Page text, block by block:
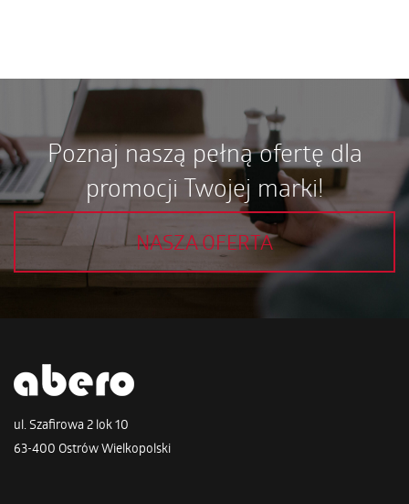
Poznaj naszą pełną ofertę dla
promocji Twojej marki!
NASZA OFERTA
ul. Szafirowa 2 lok 10
63-400 Ostrów Wielkopolski